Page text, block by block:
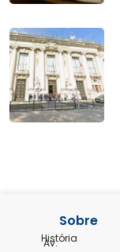
Av.
Sobre
História